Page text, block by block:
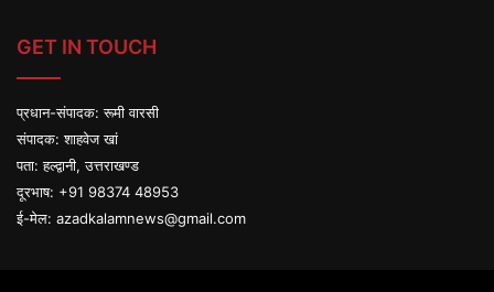
GET IN TOUCH
प्रधान-संपादक: रूमी वारसी
संपादक: शाहवेज खां
पता: हल्द्वानी, उत्तराखण्ड
दूरभाष: +91 98374 48953
ई-मेल: azadkalamnews@gmail.com